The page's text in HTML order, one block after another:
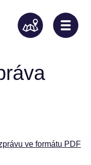
ve formátu PDF